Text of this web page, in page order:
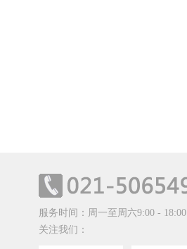
服务时间：周一至周六9:00 - 18:00
关注我们：